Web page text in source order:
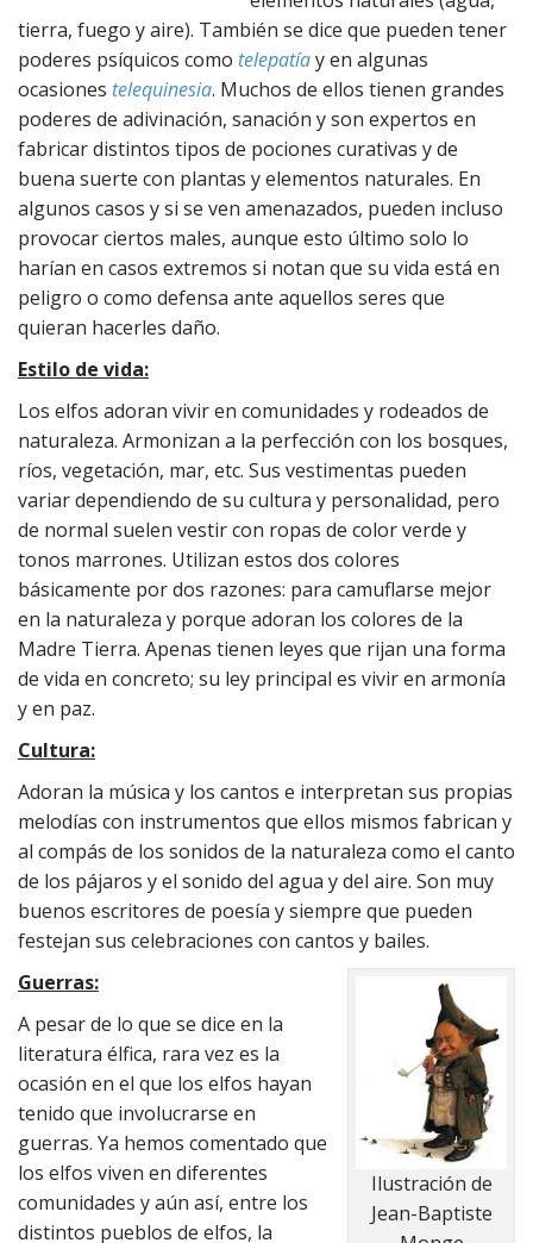
tierra, fuego y aire). También se dice que pueden tener
poderes psíquicos como telepatíay en algunas
ocasiones telequinesia. Muchos de ellos tienen grandes
poderes de adivinación, sanación y son expertos en
fabricar distintos tipos de pociones curativas y de
buena suerte con plantas y elementos naturales. En
algunos casos y si se ven amenazados, pueden incluso
provocar ciertos males, aunque esto último solo lo
harían en casos extremos si notan que su vida está en
peligro o como defensa ante aquellos seres que
quieran hacerles daño.
Estilo de vida:
Los elfos adoran vivir en comunidades y rodeados de
naturaleza. Armonizan a la perfección con los bosques,
ríos, vegetación, mar, etc. Sus vestimentas pueden
variar dependiendo de su cultura y personalidad, pero
de normal suelen vestir con ropas de color verde y
tonos marrones. Utilizan estos dos colores
básicamente por dos razones: para camuflarse mejor
en la naturaleza y porque adoran los colores de la
Madre Tierra. Apenas tienen leyes que rijan una forma
de vida en concreto; su ley principal es vivir en armonía
y en paz.
Cultura:
Adoran la música y los cantos e interpretan sus propias
melodías con instrumentos que ellos mismos fabrican y
al compás de los sonidos de la naturaleza como el canto
de los pájaros y el sonido del agua y del aire. Son muy
buenos escritores de poesía y siempre que pueden
festejan sus celebraciones con cantos y bailes.
Ilustración de
Jean-Baptiste
Guerras:
A pesar de lo que se dice en la
literatura élfica, rara vez es la
ocasión en el que los elfos hayan
tenido que involucrarse en
guerras. Ya hemos comentado que
los elfos viven en diferentes
comunidades y aún así, entre los
distintos pueblos de elfos, la